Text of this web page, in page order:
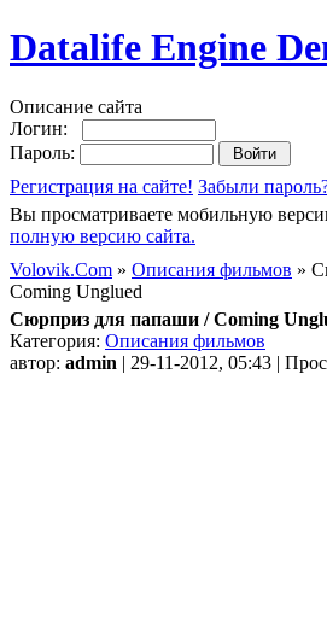
Datalife Engine
Описание сайта
Логин:
Пароль:
Регистрация на сайте! Забыли
Вы просматриваете мобильную
полную версию сайта.
Volovik.Com » Описания фильмов »
Coming Unglued
Сюрприз для папаши / Coming
Категория: Описания фильмов
автор: admin | 29-11-2012, 05:43 |